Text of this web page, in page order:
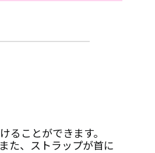
ことができます。
た、ストラップが首に